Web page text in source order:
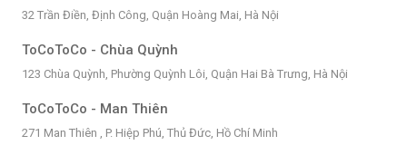
32 Trần Điền, Định Công, Quận Hoàng Mai, Hà Nội
ToCoToCo - Chùa Quỳnh
123 Chùa Quỳnh, Phường Quỳnh Lôi, Quận Hai Bà Trưng, Hà Nội
ToCoToCo - Man Thiên
271 Man Thiên , P. Hiệp Phú, Thủ Đức, Hồ Chí Minh